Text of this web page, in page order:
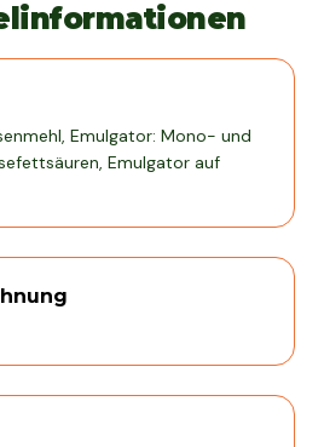
Emulgator: Mono- und
Emulgator auf